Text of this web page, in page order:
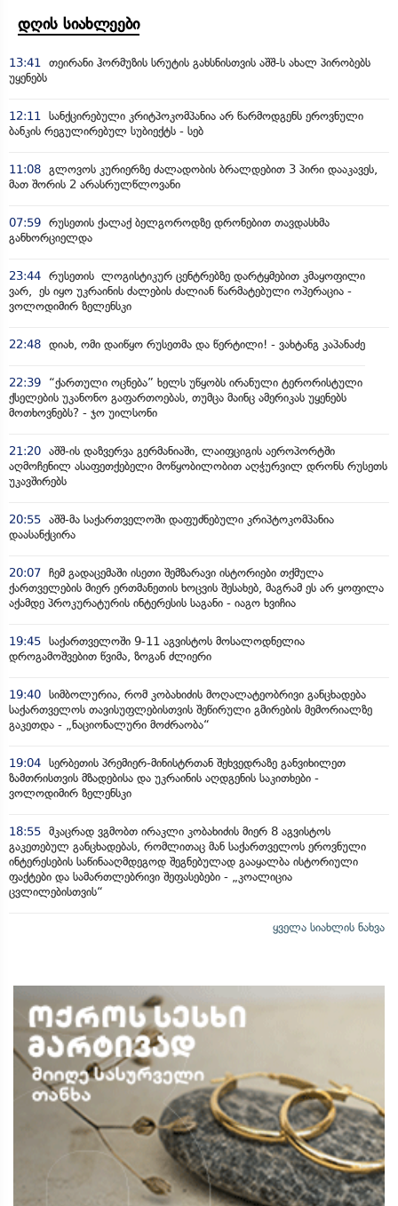
დღის სიახლეები
13:41
თეირანი ჰორმუზის სრუტის გახსნისთვის აშშ-ს ახალ პირობებს
უყენებს
12:11
სანქცირებული კრიტპოკომპანია არ წარმოდგენს ეროვნული
ბანკის რეგულირებულ სუბიექტს - სებ
11:08 გლოვოს კურიერზე ძალადობის ბრალდებით 3 პირი დააკავეს,
მათ შორის 2 არასრულწლოვანი
07:59 რუსეთის ქალაქ ბელგოროდზე დრონებით თავდასხმა
განხორციელდა
23:44 რუსეთის ლოგისტიკურ ცენტრებზე დარტყმებით კმაყოფილი
ვარ, ეს იყო უკრაინის ძალების ძალიან წარმატებული ოპერაცია -
ვოლოდიმირ ზელენსკი
22:48 დიახ, ომი დაიწყო რუსეთმა და წერტილი! - ვახტანგ კაპანაძე
22:39
“ქართული ოცნება” ხელს უწყობს ირანული ტერორისტული
ქსელების უკანონო გაფართოებას, თუმცა მაინც ამერიკას უყენებს
მოთხოვნებს? - ჯო უილსონი
21:20 აშშ-ის დაზვერვა გერმანიაში, ლაიფციგის აეროპორტში
აღმოჩენილ ასაფეთქებელი მოწყობილობით აღჭურვილ დრონს რუსეთს
უკავშირებს
20:55 აშშ-მა საქართველოში დაფუძნებული კრიპტოკომპანია
დაასანქცირა
20:07 ჩემ გადაცემაში ისეთი შემზარავი ისტორიები თქმულა
ქართველების მიერ ერთმანეთის ხოცვის შესახებ, მაგრამ ეს არ ყოფილა
აქამდე პროკურატურის ინტერესის საგანი - იაგო ხვიჩია
19:45 საქართველოში 9-11 აგვისტოს მოსალოდნელია
დროგამოშვებით წვიმა, ზოგან ძლიერი
19:40 სიმბოლურია, რომ კობახიძის მოღალატეობრივი განცხადება
საქართველოს თავისუფლებისთვის შეწირული გმირების მემორიალზე
გაკეთდა - „ნაციონალური მოძრაობა“
19:04 სერბეთის პრემიერ-მინისტრთან შეხვედრაზე განვიხილეთ
ზამთრისთვის მზადებისა და უკრაინის აღდგენის საკითხები -
ვოლოდიმირ ზელენსკი
18:55 მკაცრად ვგმობთ ირაკლი კობახიძის მიერ 8 აგვისტოს
გაკეთებულ განცხადებას, რომლითაც მან საქართველოს ეროვნული
ინტერესების საწინააღმდეგოდ შეგნებულად გააყალბა ისტორიული
ფაქტები და სამართლებრივი შეფასებები - „კოალიცია
ცვლილებისთვის“
ყველა სიახლის ნახვა